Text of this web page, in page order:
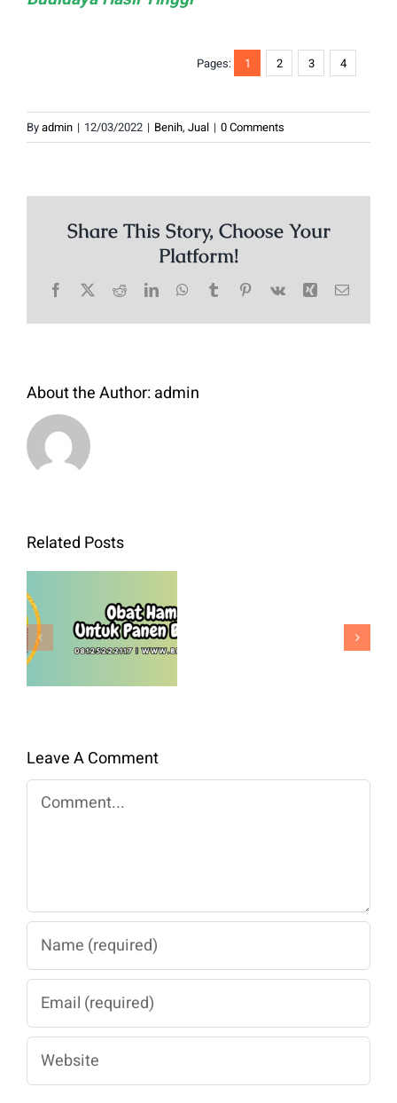
Pages: 1 2 3 4
Byadmin | 12/03/2022 | Benih, Jual | 0 Comments
Share This Story, Choose Your
Platform!
Facebook
X RedditLinkedInWhatsApp
TumblrPinterest
Vk Xing Email
About the Author:admin
Related Posts
Obat Hama
Padi Untuk
Panen
Berkualitas
Leave A Comment
Comment